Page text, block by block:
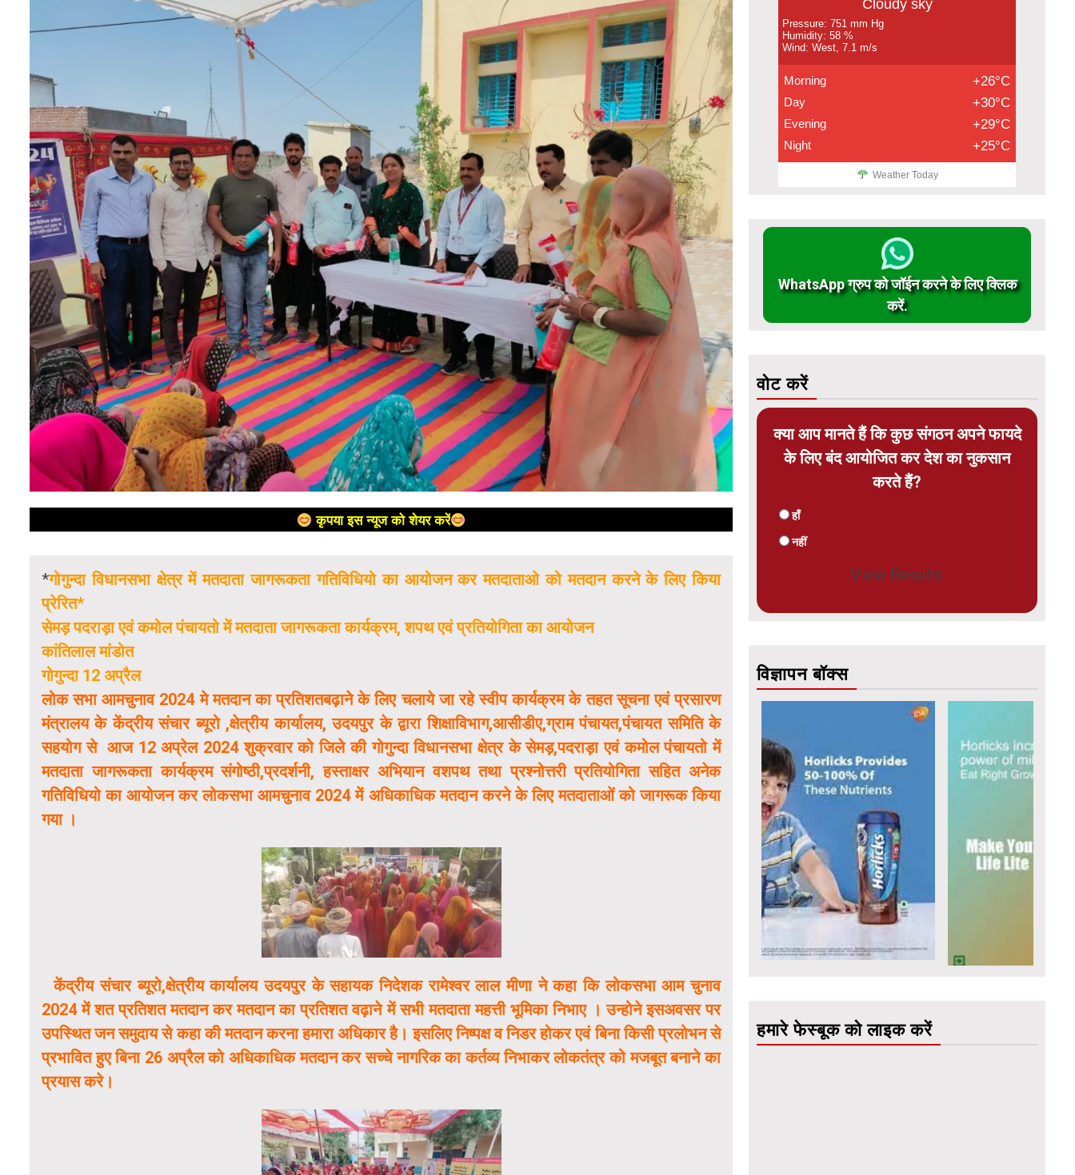
कृपया इस न्यूज को शेयर करें
*गोगुन्दा विधानसभा क्षेत्र में मतदाता जागरूकता गतिविधियो का आयोजन कर मतदाताओ को मतदान करने के लिए किया
प्रेरित*
सेमड़ पदराड़ा एवं कमोल पंचायतो में मतदाता जागरूकता कार्यक्रम, शपथ एवं प्रतियोगिता का आयोजन
कांतिलाल मांडोत
गोगुन्दा 12 अप्रैल
लोक सभा आमचुनाव 2024 मे मतदान का प्रतिशतबढ़ाने के लिए चलाये जा रहे स्वीप कार्यक्रम के तहत सूचना एवं प्रसारण
मंत्रालय के केंद्रीय संचार ब्यूरो ,क्षेत्रीय कार्यालय, उदयपुर के द्वारा शिक्षाविभाग,आसीडीए,ग्राम पंचायत,पंचायत समिति के
सहयोग से आज 12 अप्रेल 2024 शुक्रवार को जिले की गोगुन्दा विधानसभा क्षेत्र के सेमड़,पदराड़ा एवं कमोल पंचायतो में
मतदाता जागरूकता कार्यक्रम संगोष्ठी,प्रदर्शनी, हस्ताक्षर अभियान वशपथ तथा प्रश्नोत्तरी प्रतियोगिता सहित अनेक
गतिविधियो का आयोजन कर लोकसभा आमचुनाव 2024 में अधिकाधिक मतदान करने के लिए मतदाताओं को जागरूक किया
गया ।
केंद्रीय संचार ब्यूरो,क्षेत्रीय कार्यालय उदयपुर के सहायक निदेशक रामेश्वर लाल मीणा ने कहा कि लोकसभा आम चुनाव
2024 में शत प्रतिशत मतदान कर मतदान का प्रतिशत वढ़ाने में सभी मतदाता महत्ती भूमिका निभाए । उन्होने इसअवसर पर
उपस्थित जन समुदाय से कहा की मतदान करना हमारा अधिकार है। इसलिए निष्पक्ष व निडर होकर एवं बिना किसी प्रलोभन से
प्रभावित हुए बिना 26 अप्रैल को अधिकाधिक मतदान कर सच्चे नागरिक का कर्तव्य निभाकर लोकतंत्र को मजबूत बनाने का
प्रयास करे।
Cloudy sky
Pressure: 751 mm Hg
Humidity: 58 %
Wind: West, 7.1 m/s
Morning +26°C
Day +30°C
Evening +29°C
Night +25°C
Weather Today
WhatsApp ग्रुप को जॉईन करने के लिए क्लिक
करें.
वोट करें
क्या आप मानते हैं कि कुछ संगठन अपने फायदे
के लिए बंद आयोजित कर देश का नुकसान
करते हैं?
हाँ
नहीं
View Results
विज्ञापन बॉक्स
हमारे फेस्बूक को लाइक करें